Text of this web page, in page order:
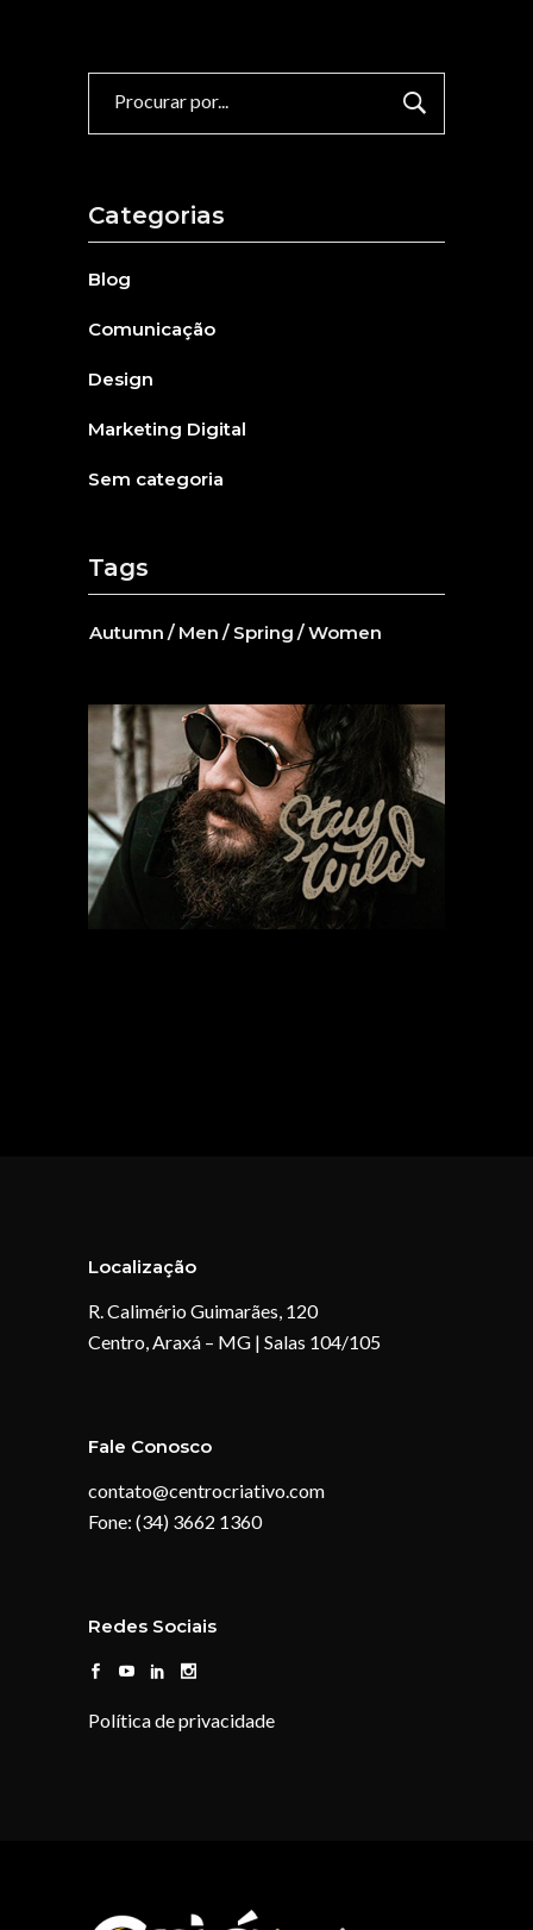
Categorias
Blog
Comunicação
Design
Marketing Digital
Sem categoria
Tags
Autumn Men Spring Women
Localização
R. Calimério Guimarães, 120
Centro, Araxá – MG | Salas 104/105
Fale Conosco
contato@centrocriativo.com
Fone: (34) 3662 1360
Redes Sociais
Política de privacidade